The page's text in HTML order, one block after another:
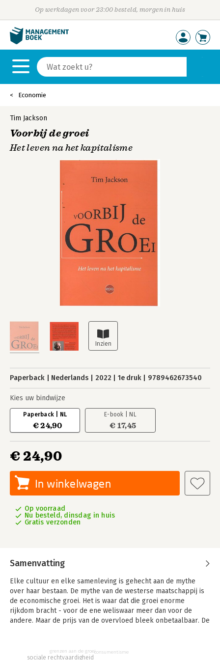
Op werkdagen voor 23:00 besteld, morgen in huis
Economie
Tim Jackson
Voorbij de groei
Het leven na het kapitalisme
Paperback Nederlands 2022 1e druk 9789462673540
Kies uw bindwijze
Paperback | NL
€ 24,90
E-book | NL
€ 17,45
€ 24,90
In winkelwagen
Op voorraad
Nu besteld, dinsdag in huis
Gratis verzonden
Samenvatting
Elke cultuur en elke samenleving is gehecht aan de mythe
over haar bestaan. De mythe van de westerse maatschappij is
de economische groei. Het is waar dat die groei enorme
rijkdom bracht - voor de ene weliswaar meer dan voor de
andere. Maar de prijs van de overvloed bleek onbetaalbaar. De
Het leidde tot een klimaatcatastrofe, sociale ongelijkheid en
sociale rechtvaardigheid
grenzen aan de groeiconsumentisme